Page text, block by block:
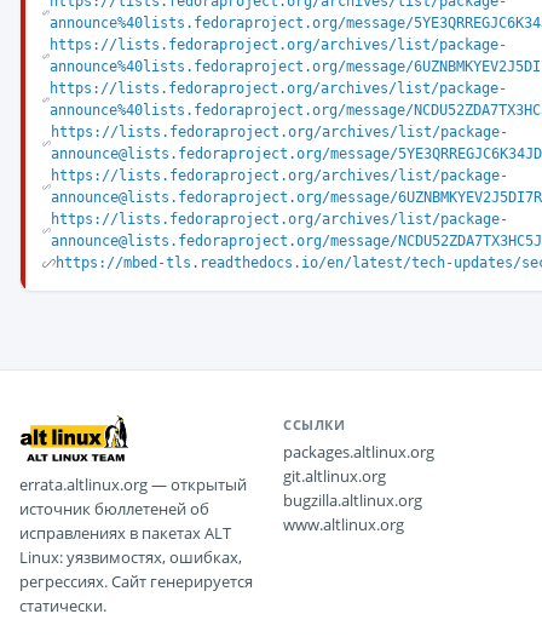
announce%40lists.fedoraproject.org/message/
https://lists.fedoraproject.org/archives/list/package-
announce%40lists.fedoraproject.org/message/
https://lists.fedoraproject.org/archives/list/package-
announce%40lists.fedoraproject.org/message/
https://lists.fedoraproject.org/archives/list/package-
announce@lists.fedoraproject.org/message/
https://lists.fedoraproject.org/archives/list/package-
announce@lists.fedoraproject.org/message/
https://lists.fedoraproject.org/archives/list/package-
announce@lists.fedoraproject.org/message/
https://mbed-tls.readthedocs.io/en/latest/tech-updates/
errata.altlinux.org — открытый
источник бюллетеней об
исправлениях в пакетах ALT
Linux: уязвимостях, ошибках,
регрессиях. Сайт генерируется
статически.
ССЫЛКИ
packages.altlinux.org
git.altlinux.org
bugzilla.altlinux.org
www.altlinux.org